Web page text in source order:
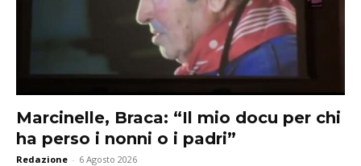
Marcinelle, Braca: “Il mio docu per chi
ha perso i nonni o i padri”
Redazione - 6 Agosto 2026